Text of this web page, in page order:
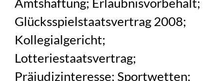
Amtshaftung; Erlaubnisvorbehalt;
Glücksspielstaatsvertrag 2008;
Kollegialgericht;
Lotteriestaatsvertrag;
Präjudizinteresse; Sportwetten;